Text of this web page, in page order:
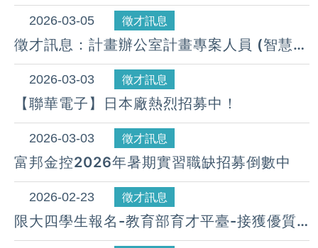
2026-03-05 徵才訊息
徵才訊息：計畫辦公室計畫專案人員 (智慧機
械技術研發中心)
2026-03-03 徵才訊息
【聯華電子】日本廠熱烈招募中！
2026-03-03 徵才訊息
富邦金控2026年暑期實習職缺招募倒數中
2026-02-23 徵才訊息
限大四學生報名-教育部育才平臺-接獲優質
企業招募學生實習人才